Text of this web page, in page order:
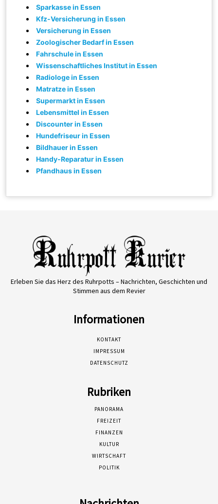
Sparkasse in Essen
Kfz-Versicherung in Essen
Versicherung in Essen
Zoologischer Bedarf in Essen
Fahrschule in Essen
Wissenschaftliches Institut in Essen
Radiologe in Essen
Matratze in Essen
Supermarkt in Essen
Lebensmittel in Essen
Discounter in Essen
Hundefriseur in Essen
Bildhauer in Essen
Handy-Reparatur in Essen
Pfandhaus in Essen
Erleben Sie das Herz des Ruhrpotts – Nachrichten, Geschichten und
Stimmen aus dem Revier
Informationen
KONTAKT
IMPRESSUM
DATENSCHUTZ
Rubriken
PANORAMA
FREIZEIT
FINANZEN
KULTUR
WIRTSCHAFT
POLITIK